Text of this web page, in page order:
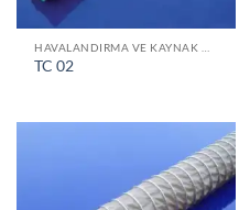
TC 02